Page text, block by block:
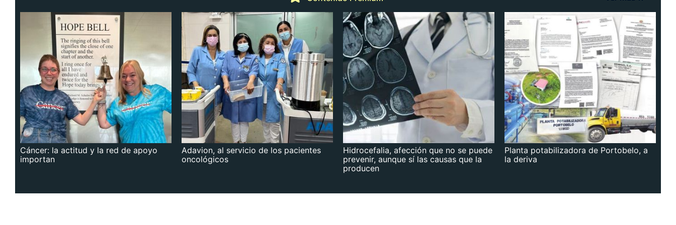
Cáncer: la actitud y la red de apoyo
importan
Adavion, al servicio de los pacientes
oncológicos
Hidrocefalia, afección que no se puede
prevenir, aunque sí las causas que la
producen
Planta potabilizadora de Portobelo, a
la deriva